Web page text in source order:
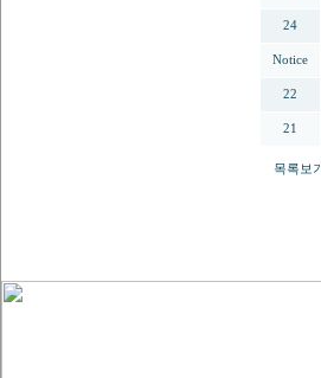
24
Notice
22
21
목록보기